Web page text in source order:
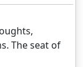
The seat of